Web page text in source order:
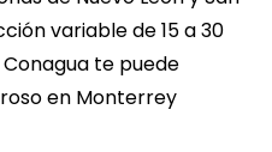
variable de 15 a 30
te puede
en Monterrey